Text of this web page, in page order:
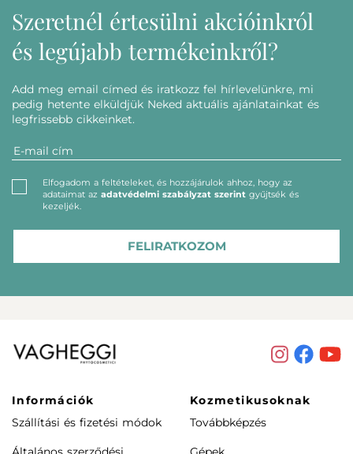
Szeretnél értesülni akcióinkról
és legújabb termékeinkről?
Add meg email címed és iratkozz fel hírlevelünkre, mi
pedig hetente elküldjük Neked aktuális ajánlatainkat és
legfrissebb cikkeinket.
Elfogadom a feltételeket, és hozzájárulok ahhoz, hogy az
adataimat az adatvédelmi szabályzat szerint gyűjtsék és
kezeljék.
FELIRATKOZOM
Információk
Szállítási és fizetési módok
Kozmetikusoknak
Továbbképzés